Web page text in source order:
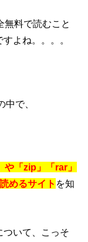
無料で読むこと
よね。。。。
で、
や「zip」「rar」
めるサイト を知
ついて、こっそ